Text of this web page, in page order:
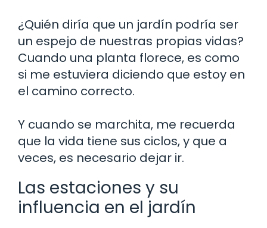
¿Quién diría que un jardín podría ser
un espejo de nuestras propias vidas?
Cuando una planta florece, es como
si me estuviera diciendo que estoy en
el camino correcto.
Y cuando se marchita, me recuerda
que la vida tiene sus ciclos, y que a
veces, es necesario dejar ir.
Las estaciones y su
influencia en el jardín